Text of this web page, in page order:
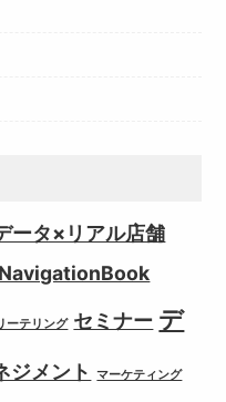
ータ×リアル店舗
NavigationBook
ーテリング セミナー デ
ジメント マーケティング